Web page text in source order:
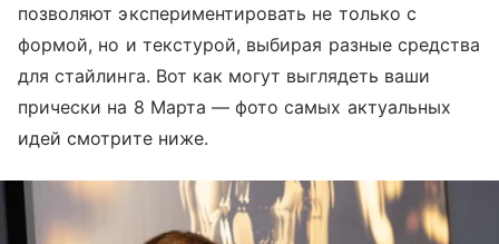
позволяют экспериментировать не только с
формой, но и текстурой, выбирая разные средства
для стайлинга. Вот как могут выглядеть ваши
прически на 8 Марта — фото самых актуальных
идей смотрите ниже.